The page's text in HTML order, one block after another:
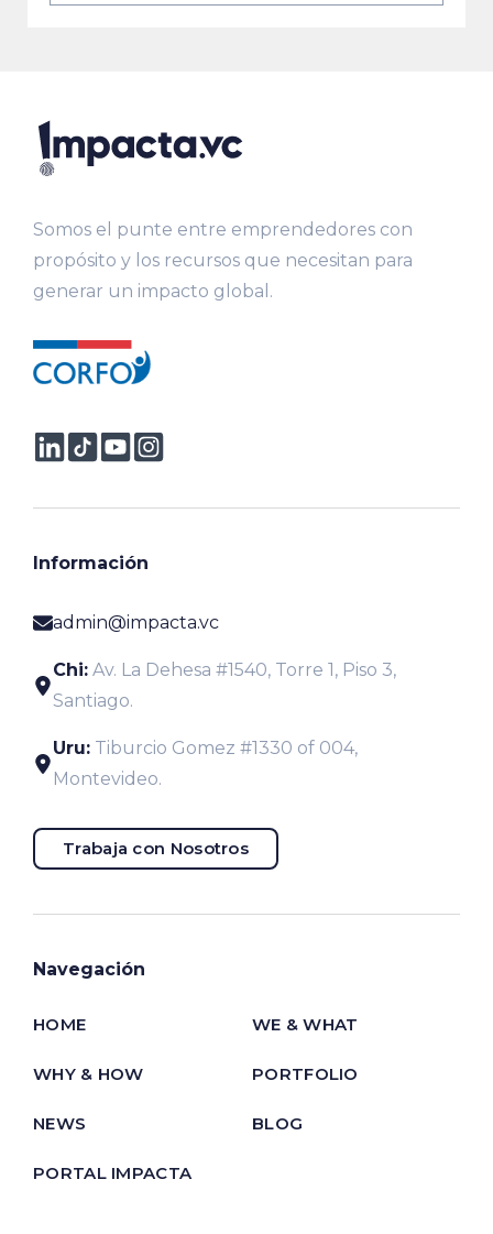
Somos el punte entre emprendedores con
propósito y los recursos que necesitan para
generar un impacto global.
Información
admin@impacta.vc
Chi: Av. La Dehesa #1540, Torre 1, Piso 3,
Santiago.
Uru: Tiburcio Gomez #1330 of 004,
Montevideo.
Trabaja con Nosotros
Navegación
HOME WE & WHAT
WHY & HOW PORTFOLIO
NEWS BLOG
PORTAL IMPACTA